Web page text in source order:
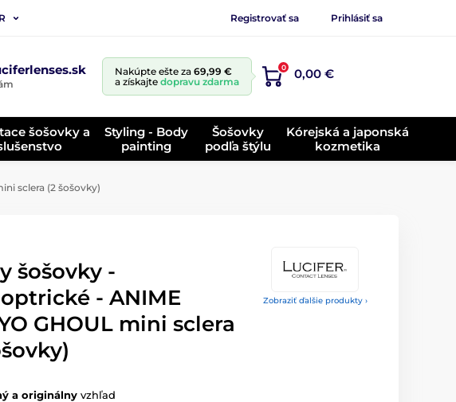
Registrovať sa Prihlásiť sa
Nakúpte ešte za 69,99 €
a získajte dopravu zdarma
0 0,00 €
šošovky a
Styling - Body
painting
Šošovky
podľa štýlu
Kórejská a japonská
kozmetika
sclera (2 šošovky)
Zobraziť ďalšie produkty ›
šošovky -
- ANIME
GHOUL mini sclera
a originálny vzhľad